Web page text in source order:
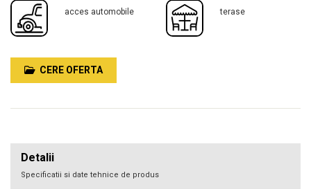
acces automobile terase
CERE OFERTA
Detalii
Specificatii si date tehnice de produs